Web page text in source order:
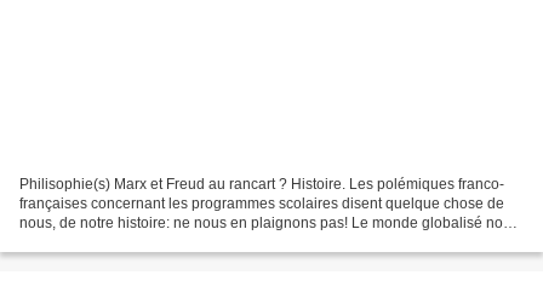
Philisophie(s) Marx et Freud au rancart ? Histoire. Les polémiques franco-
françaises concernant les programmes scolaires disent quelque chose de
nous, de notre histoire: ne nous en plaignons pas! Le monde globalisé nous